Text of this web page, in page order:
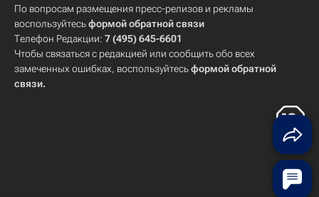
По вопросам размещения пресс-релизов и рекламы
воспользуйтесьформой обратной связи
Телефон Редакции: 7 (495) 645-6601
Чтобы связаться с редакцией или сообщить обо всех
замеченных ошибках, воспользуйтесьформой обратной
связи.